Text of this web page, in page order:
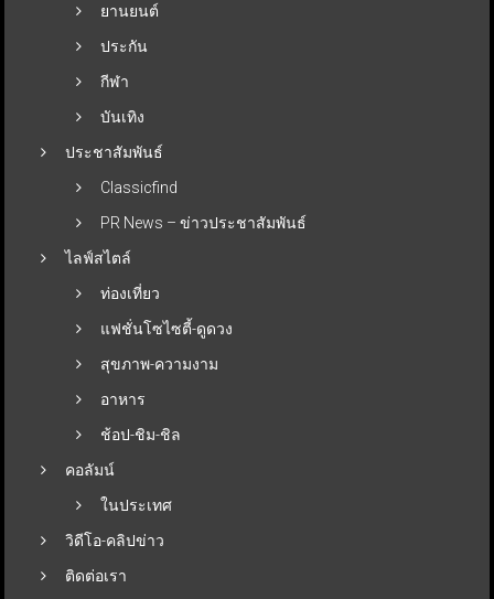
ยานยนต์
ประกัน
กีฬา
บันเทิง
ประชาสัมพันธ์
Classicfind
PR News – ข่าวประชาสัมพันธ์
ไลฟ์สไตล์
ท่องเที่ยว
แฟชั่นโซไซตี้-ดูดวง
สุขภาพ-ความงาม
อาหาร
ช้อป-ชิม-ชิล
คอลัมน์
ในประเทศ
วิดีโอ-คลิปข่าว
ติดต่อเรา